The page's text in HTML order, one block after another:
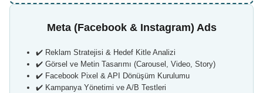
Meta (Facebook & Instagram) Ads
✔️ Reklam Stratejisi & Hedef Kitle Analizi
✔️ Görsel ve Metin Tasarımı (Carousel, Video, Story)
✔️ Facebook Pixel & API Dönüşüm Kurulumu
✔️ Kampanya Yönetimi ve A/B Testleri